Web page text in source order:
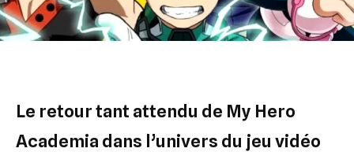
Le retour tant attendu de My Hero
Academia dans l’univers du jeu vidéo